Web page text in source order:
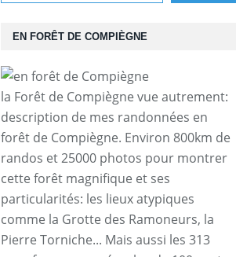
EN FORÊT DE COMPIÈGNE
la Forêt de Compiègne vue autrement:
description de mes randonnées en
forêt de Compiègne. Environ 800km de
randos et 25000 photos pour montrer
cette forêt magnifique et ses
particularités: les lieux atypiques
comme la Grotte des Ramoneurs, la
Pierre Torniche... Mais aussi les 313